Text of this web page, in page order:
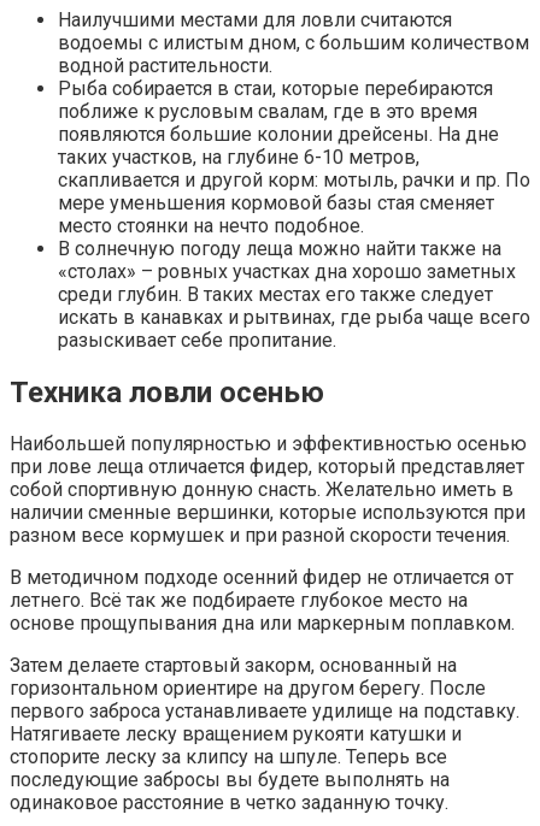
Наилучшими местами для ловли считаются
водоемы с илистым дном, с большим количеством
водной растительности.
Рыба собирается в стаи, которые перебираются
поближе к русловым свалам, где в это время
появляются большие колонии дрейсены. На дне
таких участков, на глубине 6-10 метров,
скапливается и другой корм: мотыль, рачки и пр. По
мере уменьшения кормовой базы стая сменяет
место стоянки на нечто подобное.
В солнечную погоду леща можно найти также на
«столах» – ровных участках дна хорошо заметных
среди глубин. В таких местах его также следует
искать в канавках и рытвинах, где рыба чаще всего
разыскивает себе пропитание.
Техника ловли осенью
Наибольшей популярностью и эффективностью осенью
при лове леща отличается фидер, который представляет
собой спортивную донную снасть. Желательно иметь в
наличии сменные вершинки, которые используются при
разном весе кормушек и при разной скорости течения.
В методичном подходе осенний фидер не отличается от
летнего. Всё так же подбираете глубокое место на
основе прощупывания дна или маркерным поплавком.
Затем делаете стартовый закорм, основанный на
горизонтальном ориентире на другом берегу. После
первого заброса устанавливаете удилище на подставку.
Натягиваете леску вращением рукояти катушки и
стопорите леску за клипсу на шпуле. Теперь все
последующие забросы вы будете выполнять на
одинаковое расстояние в четко заданную точку.